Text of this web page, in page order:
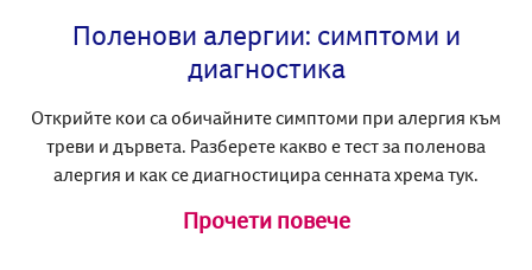
Поленови алергии: симптоми и
диагностика
Открийте кои са обичайните симптоми при алергия към
треви и дървета. Разберете какво е тест за поленова
алергия и как се диагностицира сенната хрема тук.
Прочети повече